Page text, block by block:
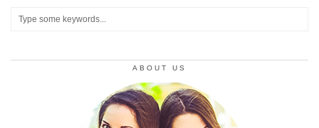
ABOUT US